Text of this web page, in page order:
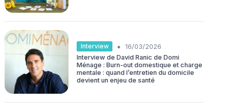
Interview •
16/03/2026
Interview de David Ranic de Domi
Ménage : Burn-out domestique et charge
mentale : quand l’entretien du domicile
devient un enjeu de santé